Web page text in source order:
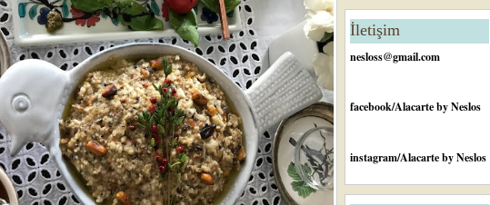
c
e
yı
t
İletişim
nesloss@gmail.com
facebook/Alacarte by Neslos
instagram/Alacarte by Neslos